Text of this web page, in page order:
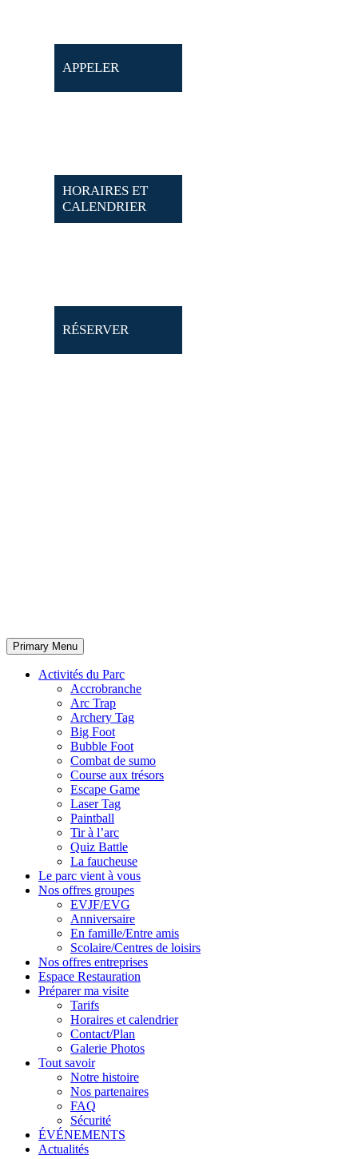
APPELER
HORAIRES ET
CALENDRIER
RÉSERVER
Primary Menu
Activités du Parc
Accrobranche
Arc Trap
Archery Tag
Big Foot
Bubble Foot
Combat de sumo
Course aux trésors
Escape Game
Laser Tag
Paintball
Tir à l’arc
Quiz Battle
La faucheuse
Le parc vient à vous
Nos offres groupes
EVJF/EVG
Anniversaire
En famille/Entre amis
Scolaire/Centres de loisirs
Nos offres entreprises
Espace Restauration
Préparer ma visite
Tarifs
Horaires et calendrier
Contact/Plan
Galerie Photos
Tout savoir
Notre histoire
Nos partenaires
FAQ
Sécurité
ÉVÉNEMENTS
Actualités